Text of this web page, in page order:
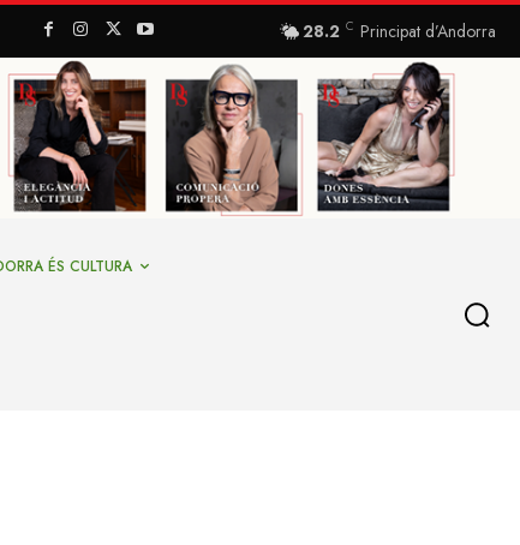
28.2 C Principat d’Andorra
ÉS CULTURA